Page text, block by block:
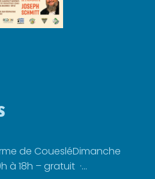
de CouesléDimanche
à 18h – gratuit ·...